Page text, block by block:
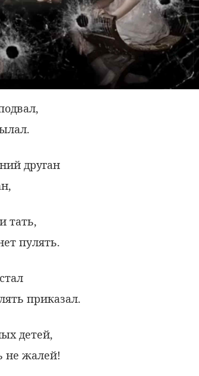
друган
тать,
пулять.
приказал.
детей,
не жалей!